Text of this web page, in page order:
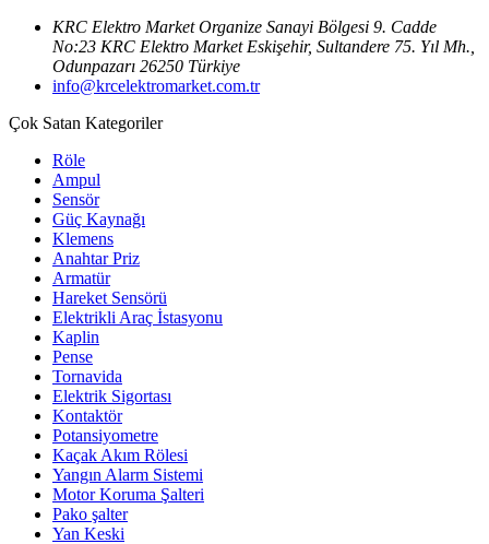
KRC Elektro Market Organize Sanayi Bölgesi 9. Cadde
No:23 KRC Elektro Market Eskişehir, Sultandere 75. Yıl Mh.,
Odunpazarı 26250 Türkiye
info@krcelektromarket.com.tr
Çok Satan Kategoriler
Röle
Ampul
Sensör
Güç Kaynağı
Klemens
Anahtar Priz
Armatür
Hareket Sensörü
Elektrikli Araç İstasyonu
Kaplin
Pense
Tornavida
Elektrik Sigortası
Kontaktör
Potansiyometre
Kaçak Akım Rölesi
Yangın Alarm Sistemi
Motor Koruma Şalteri
Pako şalter
Yan Keski